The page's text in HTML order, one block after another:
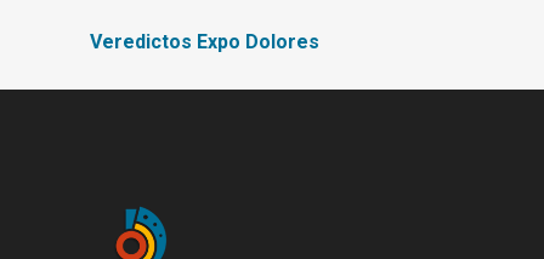
Veredictos Expo Dolores